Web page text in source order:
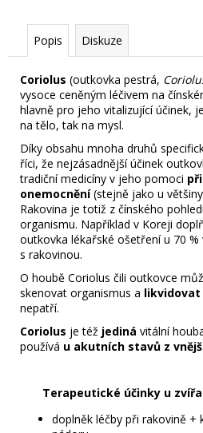
Popis Diskuze
Coriolus (outkovka pestrá,
vysoce ceněným léčivem na
hlavně pro jeho vitalizující účinek,
na tělo, tak na mysl.
Díky obsahu mnoha druhů
říci, že nejzásadnější účinek
tradiční medicíny v jeho pomoci
onemocnění(stejně jako u
Rakovina je totiž z čínského
organismu. Například v Koreji
outkovka lékařské ošetření u 70 %
s rakovinou.
O houbě Coriolus čili outkovce
skenovat organismus a likvidovat
nepatří.
Coriolus je též jediná vitální
používá u akutních stavů z
Terapeutické účinky u
doplněk léčby při rakovině +